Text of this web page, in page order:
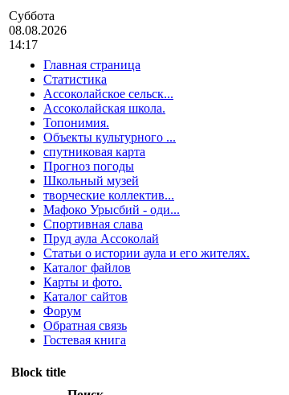
Суббота
08.08.2026
14:17
Главная страница
Статистика
Ассоколайское сельск...
Ассоколайская школа.
Топонимия.
Объекты культурного ...
спутниковая карта
Прогноз погоды
Школьный музей
творческие коллектив...
Мафоко Урысбий - оди...
Спортивная слава
Пруд аула Ассоколай
Статьи о истории аула и его жителях.
Каталог файлов
Карты и фото.
Каталог сайтов
Форум
Обратная связь
Гостевая книга
Block title